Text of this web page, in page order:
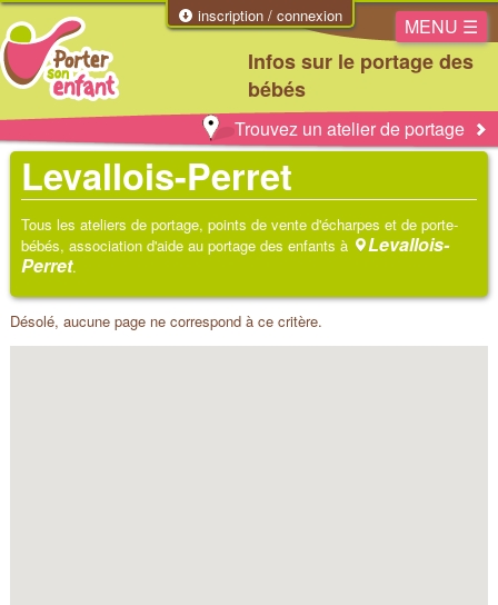
inscription / connexion
Infos sur le portage des
bébés
MENU ☰
Trouvez un atelier de portage
Levallois-Perret
Tous les ateliers de portage, points de vente d'écharpes et de porte-
bébés, association d'aide au portage des enfants à
Levallois-
Perret.
Désolé, aucune page ne correspond à ce critère.